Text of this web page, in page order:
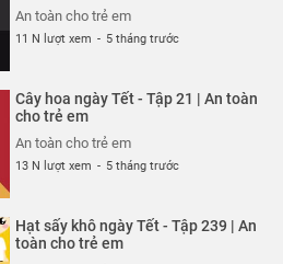
26 N lượt xem
An toàn cho trẻ em
26 N lượt xem
An toàn cho trẻ em
An toàn cho trẻ em
11 N lượt xem - 5 tháng trước
Cây hoa ngày Tết - Tập 21 | An toàn
cho trẻ em
An toàn cho trẻ em
13 N lượt xem - 5 tháng trước
Hạt sấy khô ngày Tết - Tập 239 | An
toàn cho trẻ em